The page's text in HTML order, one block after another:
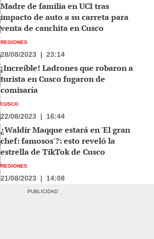
Madre de familia en UCI tras
impacto de auto a su carreta para
venta de canchita en Cusco
REGIONES
28/08/2023 | 23:14
¡Increíble! Ladrones que robaron a
turista en Cusco fugaron de
comisaría
CUSCO
22/08/2023 | 16:44
¿Waldir Maqque estará en 'El gran
chef: famosos'?: esto reveló la
estrella de TikTok de Cusco
REGIONES
21/08/2023 | 14:08